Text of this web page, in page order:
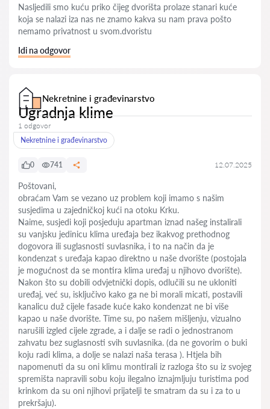
Nasljedili smo kuću priko čijeg dvorišta prolaze stanari kuće
koja se nalazi iza nas ne znamo kakva su nam prava pošto
nemamo privatnost u svom.dvoristu
Idi na odgovor
Nekretnine i građevinarstvo
Ugradnja klime
1 odgovor
Nekretnine i građevinarstvo
0 741 12.07.2025
Poštovani,
obraćam Vam se vezano uz problem koji imamo s našim
susjedima u zajedničkoj kući na otoku Krku.
Naime, susjedi koji posjeduju apartman iznad našeg instalirali
su vanjsku jedinicu klima uređaja bez ikakvog prethodnog
dogovora ili suglasnosti suvlasnika, i to na način da je
kondenzat s uređaja kapao direktno u naše dvorište (postojala
je mogućnost da se montira klima uređaj u njihovo dvorište).
Nakon što su dobili odvjetnički dopis, odlučili su ne ukloniti
uređaj, već su, isključivo kako ga ne bi morali micati, postavili
kanalicu duž cijele fasade kuće kako kondenzat ne bi više
kapao u naše dvorište. Time su, po našem mišljenju, vizualno
narušili izgled cijele zgrade, a i dalje se radi o jednostranom
zahvatu bez suglasnosti svih suvlasnika. (da ne govorim o buki
koju radi klima, a dolje se nalazi naša terasa ). Htjela bih
napomenuti da su oni klimu montirali iz razloga što su iz svojeg
spremišta napravili sobu koju ilegalno iznajmljuju turistima pod
krinkom da su oni njihovi prijatelji te smatram da su i za to u
prekršaju).